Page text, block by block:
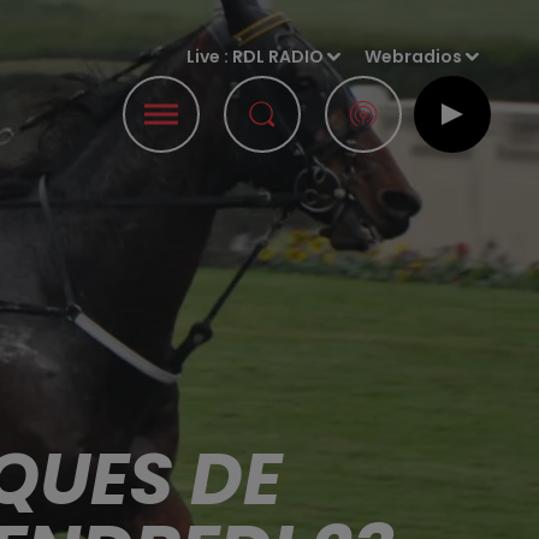
Live : RDL RADIO Webradios
DE